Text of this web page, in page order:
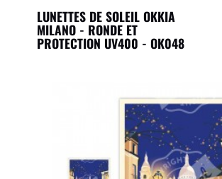
LUNETTES DE SOLEIL OKKIA
MILANO - RONDE ET
PROTECTION UV400 - OK048